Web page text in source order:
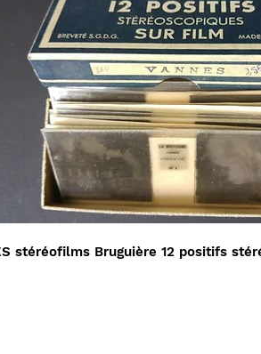
stéréofilms Bruguière 12 positifs